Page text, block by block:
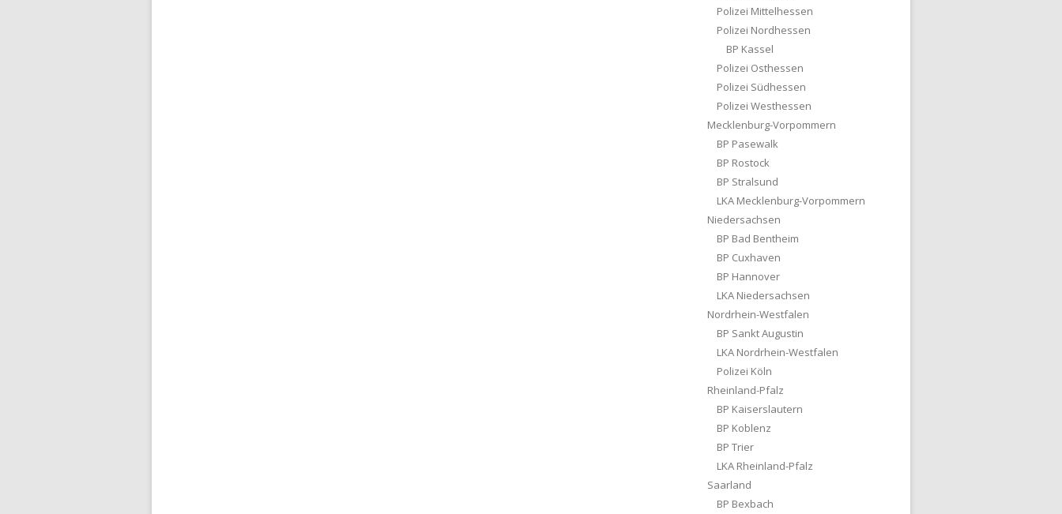
Polizei Mittelhessen
Polizei Nordhessen
BP Kassel
Polizei Osthessen
Polizei Südhessen
Polizei Westhessen
Mecklenburg-Vorpommern
BP Pasewalk
BP Rostock
BP Stralsund
LKA Mecklenburg-Vorpommern
Niedersachsen
BP Bad Bentheim
BP Cuxhaven
BP Hannover
LKA Niedersachsen
Nordrhein-Westfalen
BP Sankt Augustin
LKA Nordrhein-Westfalen
Polizei Köln
Rheinland-Pfalz
BP Kaiserslautern
BP Koblenz
BP Trier
LKA Rheinland-Pfalz
Saarland
BP Bexbach